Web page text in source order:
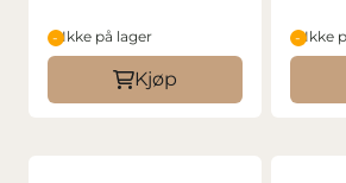
Ikke på lager
Kjøp
Ikke